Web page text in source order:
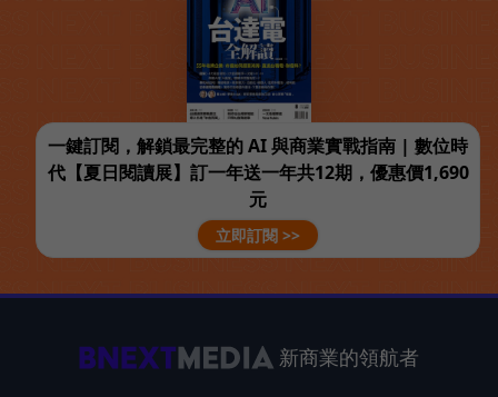
一鍵訂閱，解鎖最完整的 AI 與商業實戰指南 | 數位時
代【夏日閱讀展】訂一年送一年共12期，優惠價1,690
元
立即訂閱 >>
新商業的領航者